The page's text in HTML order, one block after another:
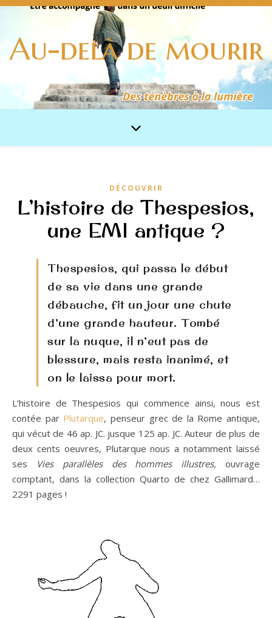
Au-delà de mourir
DÉCOUVRIR
L’histoire de Thespesios,
une EMI antique ?
Thespesios, qui passa le début
de sa vie dans une grande
débauche, fit un jour une chute
d’une grande hauteur. Tombé
sur la nuque, il n’eut pas de
blessure, mais resta inanimé, et
on le laissa pour mort.
L’histoire de Thespesios qui commence ainsi, nous est
contée par Plutarque, penseur grec de la Rome antique,
qui vécut de 46 ap. JC. jusque 125 ap. JC. Auteur de plus de
deux cents oeuvres, Plutarque nous a notamment laissé
ses
Vies parallèles des hommes illustres, ouvrage
comptant, dans la collection Quarto de chez Gallimard…
2291 pages !